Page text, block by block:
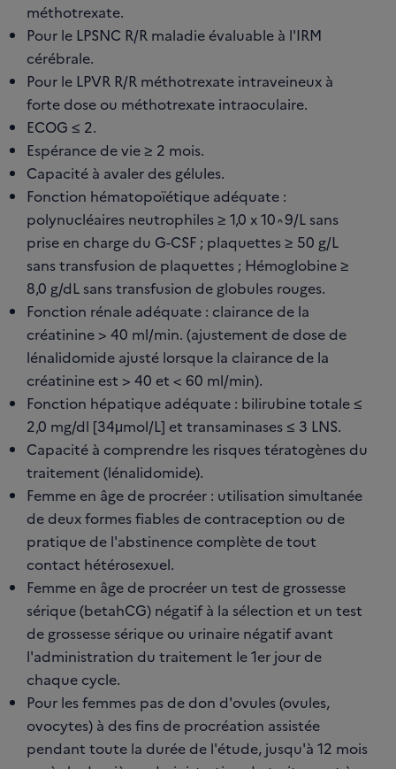
méthotrexate.
Pour le LPSNC R/R maladie évaluable à l'IRM
cérébrale.
Pour le LPVR R/R méthotrexate intraveineux à
forte dose ou méthotrexate intraoculaire.
ECOG ≤ 2.
Espérance de vie ≥ 2 mois.
Capacité à avaler des gélules.
Fonction hématopoïétique adéquate :
polynucléaires neutrophiles ≥ 1,0 x 10^9/L sans
prise en charge du G-CSF ; plaquettes ≥ 50 g/L
sans transfusion de plaquettes ; Hémoglobine ≥
8,0 g/dL sans transfusion de globules rouges.
Fonction rénale adéquate : clairance de la
créatinine > 40 ml/min. (ajustement de dose de
lénalidomide ajusté lorsque la clairance de la
créatinine est > 40 et < 60 ml/min).
Fonction hépatique adéquate : bilirubine totale ≤
2,0 mg/dl [34μmol/L] et transaminases ≤ 3 LNS.
Capacité à comprendre les risques tératogènes du
traitement (lénalidomide).
Femme en âge de procréer : utilisation simultanée
de deux formes fiables de contraception ou de
pratique de l'abstinence complète de tout
contact hétérosexuel.
Femme en âge de procréer un test de grossesse
sérique (betahCG) négatif à la sélection et un test
de grossesse sérique ou urinaire négatif avant
l'administration du traitement le 1er jour de
chaque cycle.
Pour les femmes pas de don d'ovules (ovules,
ovocytes) à des fins de procréation assistée
pendant toute la durée de l'étude, jusqu'à 12 mois